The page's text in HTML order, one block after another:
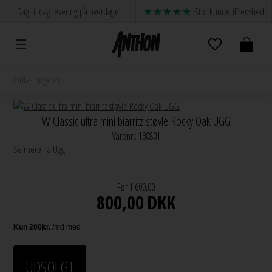
Dag til dag levering på hverdage Stor kundetilfredshed
W Classic ultra mini biarritz støvle Rocky Oak UGG
Varenr.: 130801
Se mere fra Ugg
Før 1.600,00
800,00DKK
UDSOLGT